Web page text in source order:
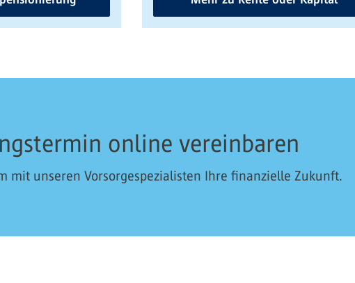
online vereinbaren
mit unseren Vorsorgespezialisten Ihre finanzielle Zukunft.